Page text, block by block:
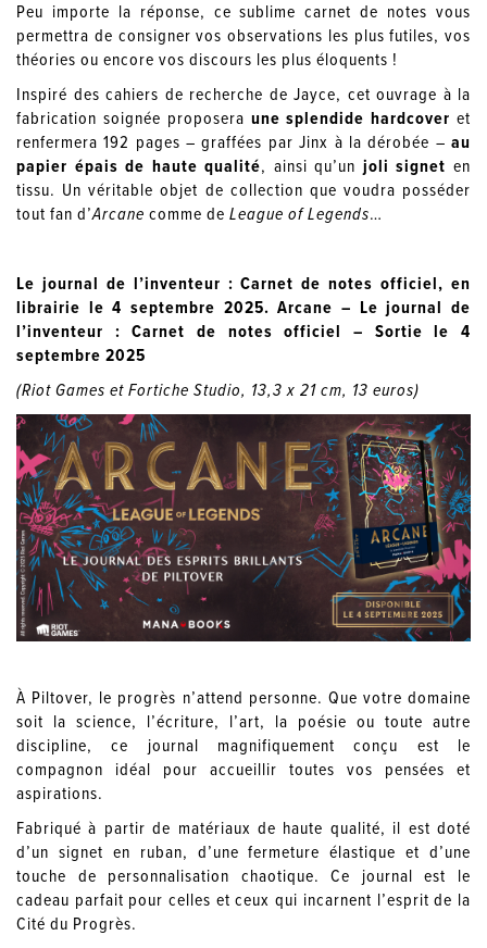
Peu importe la réponse, ce sublime carnet de notes vous
permettra de consigner vos observations les plus futiles, vos
théories ou encore vos discours les plus éloquents !
Inspiré des cahiers de recherche de Jayce, cet ouvrage à la
fabrication soignée proposera une splendide hardcover et
renfermera 192 pages – graffées par Jinx à la dérobée – au
papier épais de haute qualité, ainsi qu’un joli signet en
tissu. Un véritable objet de collection que voudra posséder
tout fan d’Arcane comme de League of Legends…
Le journal de l’inventeur : Carnet de notes officiel, en
librairie le 4 septembre 2025. Arcane – Le journal de
l’inventeur : Carnet de notes officiel – Sortie le 4
septembre 2025
(Riot Games et Fortiche Studio, 13,3 x 21 cm, 13 euros)
À Piltover, le progrès n’attend personne. Que votre domaine
soit la science, l’écriture, l’art, la poésie ou toute autre
discipline, ce journal magnifiquement conçu est le
compagnon idéal pour accueillir toutes vos pensées et
aspirations.
Fabriqué à partir de matériaux de haute qualité, il est doté
d’un signet en ruban, d’une fermeture élastique et d’une
touche de personnalisation chaotique. Ce journal est le
cadeau parfait pour celles et ceux qui incarnent l’esprit de la
Cité du Progrès.